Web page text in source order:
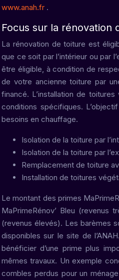
www.anah.fr .
Focus sur la rénovation
La rénovation de toiture est
que ce soit par l’intérieur ou par
être éligible, à condition de
de votre ancienne toiture par
financé. L’installation de
conditions spécifiques.
besoins en chauffage.
Isolation de la toiture par
Isolation de la toiture par
Remplacement de toiture
Installation de toitures
Le montant des primes
MaPrimeRénov’ Bleu (revenus
(revenus élevés). Les barèmes
disponibles sur le site de
bénéficier d’une prime plus
mêmes travaux. Un exemple
combles perdus pour un